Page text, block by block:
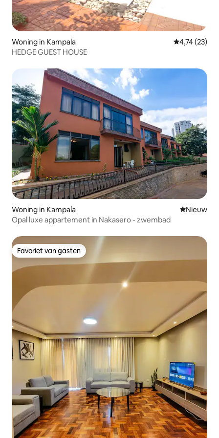
Woning in Kampala Gemiddelde
4,74 (23)
HEDGE GUEST HOUSE
Woning in Kampala Nieuwe
Nieuw
Opal luxe appartement in Nakasero - zwembad
Favoriet van gasten
Favoriet van gasten